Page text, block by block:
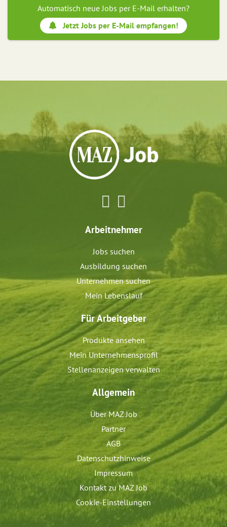
Automatisch neue Jobs per E-Mail erhalten?
Jetzt Jobs per E-Mail empfangen!
Arbeitnehmer
Jobs suchen
Ausbildung suchen
Unternehmen suchen
Mein Lebenslauf
Für Arbeitgeber
Produkte ansehen
Mein Unternehmensprofil
Stellenanzeigen verwalten
Allgemein
Über MAZ Job
Partner
AGB
Datenschutzhinweise
Impressum
Kontakt zu MAZ Job
Cookie-Einstellungen